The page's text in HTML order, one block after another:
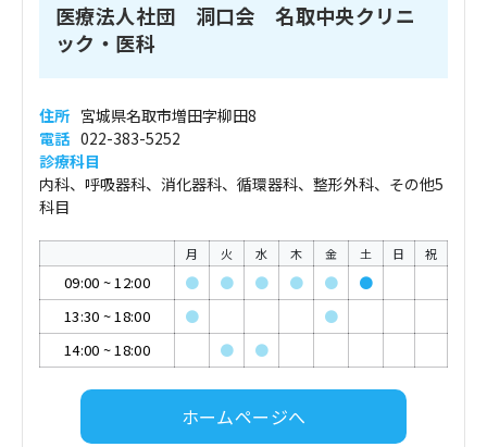
医療法人社団 洞口会 名取中央クリニ
ック・医科
住所 宮城県名取市増田字柳田8
電話 022-383-5252
診療科目
内科、呼吸器科、消化器科、循環器科、整形外科、その他5
科目
月 火 水 木 金 土 日 祝
09:00 ~12:00 ● ● ● ● ●
●
13:30 ~18:00 ●
●
14:00 ~18:00 ● ●
ホームページへ